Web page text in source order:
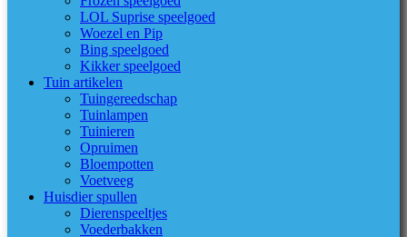
LOL Suprise speelgoed
Woezel en Pip
Bing speelgoed
Kikker speelgoed
Tuin artikelen
Tuingereedschap
Tuinlampen
Tuinieren
Opruimen
Bloempotten
Voetveeg
Huisdier spullen
Dierenspeeltjes
Voederbakken